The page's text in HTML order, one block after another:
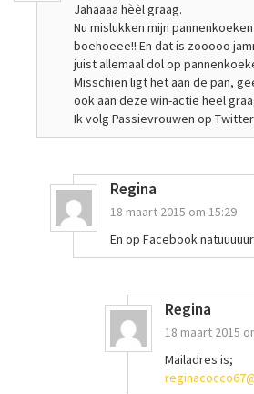
Jahaaaa hèèl graag.
Nu mislukken mijn
boehoeee!! En dat is zooooo
juist allemaal dol op
Misschien ligt het aan de pan,
ook aan deze win-actie heel
Ik volg Passievrouwen op
Regina
18 maart 2015 om 15:29
En op Facebook
Regina
18 maart 2015
Mailadres is;